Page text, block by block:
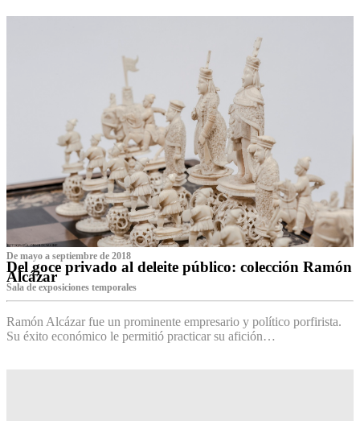
De mayo a septiembre de 2018
Del goce privado al deleite público: colección Ramón
Alcázar
Sala de exposiciones temporales
Ramón Alcázar fue un prominente empresario y político porfirista.
Su éxito económico le permitió practicar su afición…